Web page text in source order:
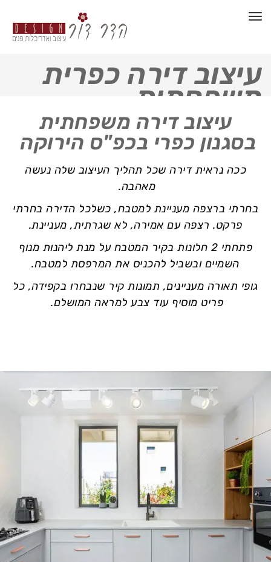
תפריט
עיצוב דירה כפרית
משפחתית
עיצוב דירה משפחתית
בסגנון כפרי בכפ"ס הירוקה
ככה נראית דירה שכל תהליך העיצוב שלה נעשה
מאהבה.
בחרתי ברצפה מעניינת למטבח, כשלכל הדירה בחרתי
פרקט. רצפה עם אמירה, לא שגרתית, מעניינת.
פתחתי 2 חלונות בקיר המטבח על מנת ליהנות מנוף
השמיים ובשביל להכניס את המרפסת למטבח.
גופי תאורה מעניינים, תמונות קיר שנבחרו בקפידה, כל
פריט מוסיף עוד צבע למראה המושלם.